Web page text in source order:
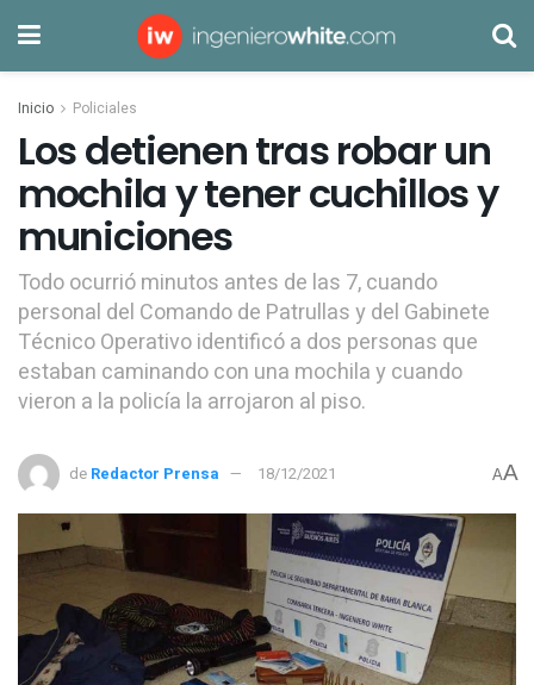
Inicio Policiales
Los detienen tras robar un
mochila y tener cuchillos y
municiones
Todo ocurrió minutos antes de las 7, cuando
personal del Comando de Patrullas y del Gabinete
Técnico Operativo identificó a dos personas que
estaban caminando con una mochila y cuando
vieron a la policía la arrojaron al piso.
de Redactor Prensa 18/12/2021 AA